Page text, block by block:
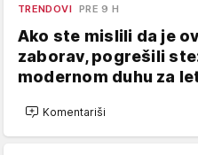
TRENDOVI PRE 9 H
Ako ste mislili da je
zaborav, pogrešili
modernom duhu za
Komentariši